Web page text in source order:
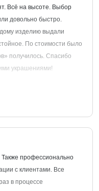
Всё на высоте. Выбор
довольно быстро.
изделию выдали
По стоимости было
получилось. Спасибо
украшениями!
Также профессионально
с клиентами. Все
в процессе